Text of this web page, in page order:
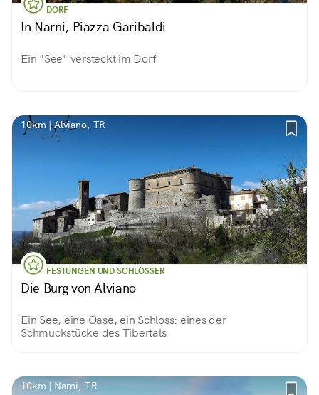
DORF
In Narni, Piazza Garibaldi
Ein "See" versteckt im Dorf
10km | Alviano, TR
FESTUNGEN UND SCHLÖSSER
Die Burg von Alviano
Ein See, eine Oase, ein Schloss: eines der
Schmuckstücke des Tibertals
10km | Narni, TR